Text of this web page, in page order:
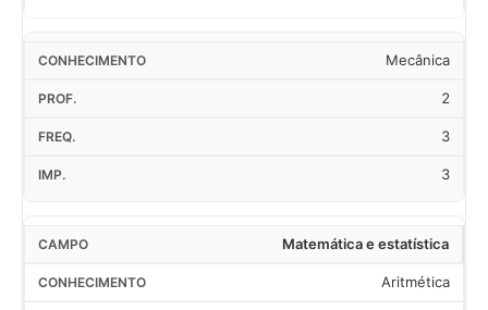
Mecânica
2
3
3
Matemática e estatística
Aritmética